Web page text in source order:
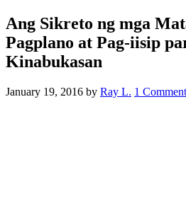
Ang Sikreto ng mga
Pagplano at Pag-iisip
Kinabukasan
January 19, 2016 by Ray L. 1 Comment